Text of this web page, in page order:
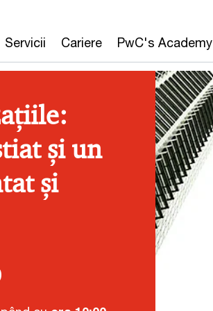
Servicii Cariere PwC's Academy
și un
și